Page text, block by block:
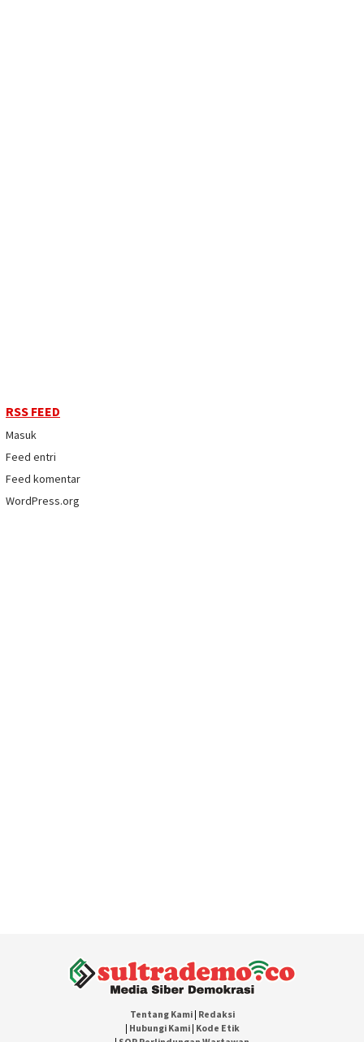
RSS FEED
Masuk
Feed entri
Feed komentar
WordPress.org
Tentang Kami| Redaksi
| Hubungi Kami| Kode Etik